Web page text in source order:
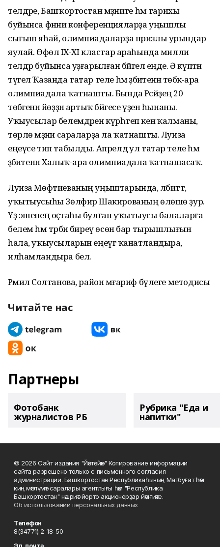
телдәре, Башҡортостан мәҙәниәте һәм тарихы
буйынса фәнни конференцияларҙа уңышлы
сығыш яһай, олимпиадаларҙа призлы урындар
яулай. Өфөлә IX-XI кластар араһында милли
телдәр буйынса уҙғарылған бәйгелә еңде. Ә күптән
түгел Ҡазанда татар теле һәм әҙәбиәтенән төбәк-ара
олимпиадала ҡатнашты. Бында Рәсәйҙең 20
төбәгенән йөҙҙән артыҡ бәйгесе үҙен һынаны.
Уҡыусылар белемдәрен күрһәтеп кенә ҡалманы, ә
төрлө мәҙәни сараларҙа ла ҡатнашты. Луиза
еңеүсе тип табылды. Апрелдә ул татар теле һәм
әҙәбиәтенән Халыҡ-ара олимпиадала ҡатнашасаҡ.
Луиза Мөфтиеваның уңыштарында, әлбиттә,
уҡытыусыһы Зөлфирә Шакированың өлөшө ҙур.
Үҙ эшенең оҫтаһы булған уҡытыусы балаларға
белем һәм тәрбиә биреү өсөн бар тырышлығын
һала, уҡыусыларын еңеүгә ҡанатландыра,
илһамландыра белә.
Рәмилә Солтанова, район мәғариф бүлеге методисы
Читайте нас
Партнеры
Фотобанк
журналистов РБ
Рубрика "Еда и
напитки"
© 2026 Сайт издания "Йәнтөйәк" Копирование информации
сайта разрешено только с письменного согласия
администрации. Башҡортостан Республикаһының Матбуғат һәм
киң мәғлүмәт саралары агентлығы һәм "Республика
Башкортостан" нәшриәт йорто акционерҙар йәмғиәте.
Об использовании персональных данных
Телефон
8(34771) 2-18-50